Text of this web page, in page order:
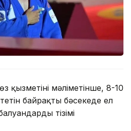
қызметінің мәліметінше, 8-10
байрақты бәсекеде ел
тізімі